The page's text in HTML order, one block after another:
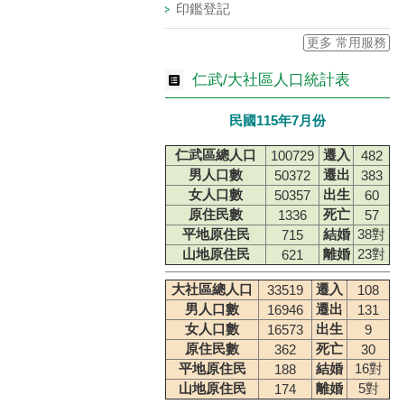
印鑑登記
更多 常用服務
仁武/大社區人口統計表
民國115年7月份
仁武區總人口 100729 遷入
482
男人口數
50372 遷出
383
女人口數
50357 出生
60
原住民數
1336 死亡
57
平地原住民
715 結婚 38對
山地原住民
621 離婚 23對
大社區總人口 33519 遷入
108
男人口數
16946 遷出
131
女人口數
16573 出生
9
原住民數
362 死亡
30
平地原住民
188 結婚
16對
山地原住民
174 離婚 5對